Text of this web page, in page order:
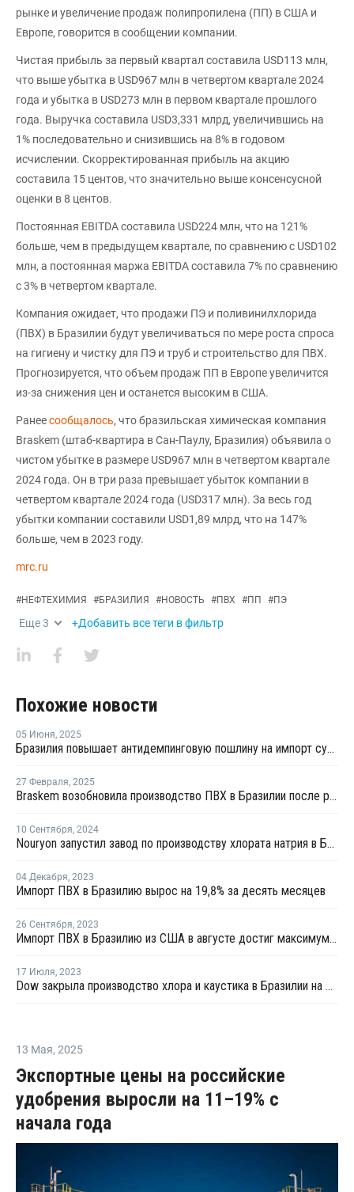
рынке и увеличение продаж полипропилена (ПП) в США и
Европе, говорится в сообщении компании.
Чистая прибыль за первый квартал составила USD113 млн,
что выше убытка в USD967 млн в четвертом квартале 2024
года и убытка в USD273 млн в первом квартале прошлого
года. Выручка составила USD3,331 млрд, увеличившись на
1% последовательно и снизившись на 8% в годовом
исчислении. Скорректированная прибыль на акцию
составила 15 центов, что значительно выше консенсусной
оценки в 8 центов.
Постоянная EBITDA составила USD224 млн, что на 121%
больше, чем в предыдущем квартале, по сравнению с USD102
млн, а постоянная маржа EBITDA составила 7% по сравнению
с 3% в четвертом квартале.
Компания ожидает, что продажи ПЭ и поливинилхлорида
(ПВХ) в Бразилии будут увеличиваться по мере роста спроса
на гигиену и чистку для ПЭ и труб и строительство для ПВХ.
Прогнозируется, что объем продаж ПП в Европе увеличится
из-за снижения цен и останется высоким в США.
Ранеесообщалось, что бразильская химическая компания
Braskem (штаб-квартира в Сан-Паулу, Бразилия) объявила о
чистом убытке в размере USD967 млн в четвертом квартале
2024 года. Он в три раза превышает убыток компании в
четвертом квартале 2024 года (USD317 млн). За весь год
убытки компании составили USD1,89 млрд, что на 147%
больше, чем в 2023 году.
mrc.ru
#НЕФТЕХИМИЯ #БРАЗИЛИЯ #НОВОСТЬ #ПВХ #ПП #ПЭ
Еще3 +Добавить все теги в фильтр
Похожие новости
05 Июня, 2025
Бразилия повышает антидемпинговую пошлину на импорт суспензионного ПВХ из США до 43,7%
27 Февраля, 2025
Braskem возобновила производство ПВХ в Бразилии после ремонта
10 Сентября, 2024
Nouryon запустил завод по производству хлората натрия в Бразилии
04 Декабря, 2023
Импорт ПВХ в Бразилию вырос на 19,8% за десять месяцев
26 Сентября, 2023
Импорт ПВХ в Бразилию из США в августе достиг максимума в текущем году
17 Июля, 2023
Dow закрыла производство хлора и каустика в Бразилии на ремонт
13 Мая, 2025
Экспортные цены на российские
удобрения выросли на 11–19% с
начала года